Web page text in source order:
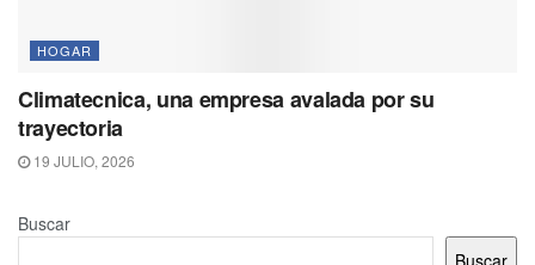
HOGAR
Climatecnica, una empresa avalada por su
trayectoria
19 JULIO, 2026
Buscar